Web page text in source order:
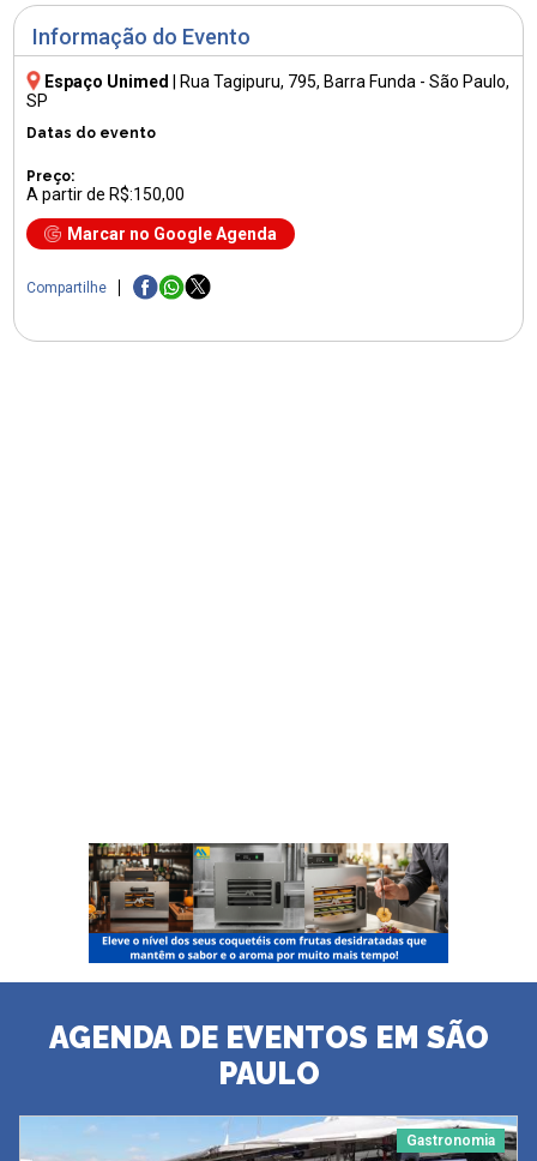
Informação do Evento
Espaço Unimed Rua Tagipuru, 795, Barra Funda - São Paulo,
SP
Datas do evento
Preço:
A partir de R$:150,00
Marcar no Google Agenda
Compartilhe
AGENDA DE EVENTOS EM SÃO
PAULO
Gastronomia